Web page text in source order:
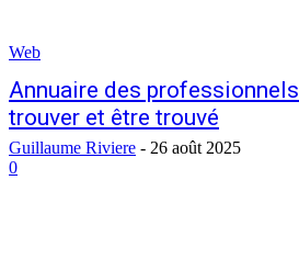
Web
Annuaire des
trouver et être trouvé
Guillaume Riviere - 26 août 2025
0